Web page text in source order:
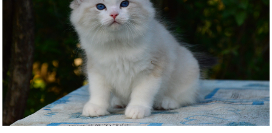
猫咪托运